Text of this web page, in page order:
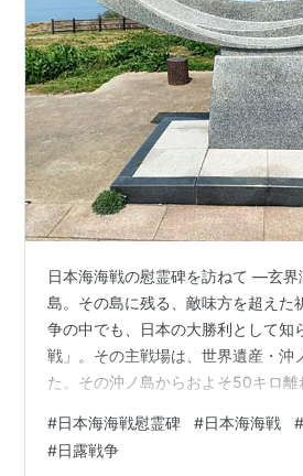
日本海海戦の慰霊碑を訪ねて ―玄界
島。その島に残る、敵味方を超え
争の中でも、日本の大勝利として知
戦」。その主戦場は、世界遺産・沖
た。その沖ノ島からおよそ50キロ離
を背に、この場所には、日本とロシ
う祈りが込められています。 ■ 日本
#日本海海戦慰霊碑 #日本海海戦 #
#日露戦争